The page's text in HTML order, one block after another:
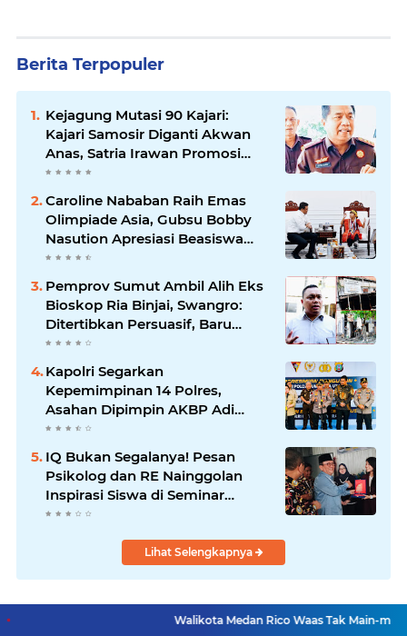
Berita Terpopuler
Kejagung Mutasi 90 Kajari:
Kajari Samosir Diganti Akwan
Anas, Satria Irawan Promosi
Kemana?
Caroline Nababan Raih Emas
Olimpiade Asia, Gubsu Bobby
Nasution Apresiasi Beasiswa
dan Bimbel
Pemprov Sumut Ambil Alih Eks
Bioskop Ria Binjai, Swangro:
Ditertibkan Persuasif, Baru
Kelola dengan Baik
Kapolri Segarkan
Kepemimpinan 14 Polres,
Asahan Dipimpin AKBP Adi
Dharma Pramudhita
IQ Bukan Segalanya! Pesan
Psikolog dan RE Nainggolan
Inspirasi Siswa di Seminar
MPKW
Lihat Selengkapnya
Walikota Medan Rico Waas Tak Main-main, Lurah Aur